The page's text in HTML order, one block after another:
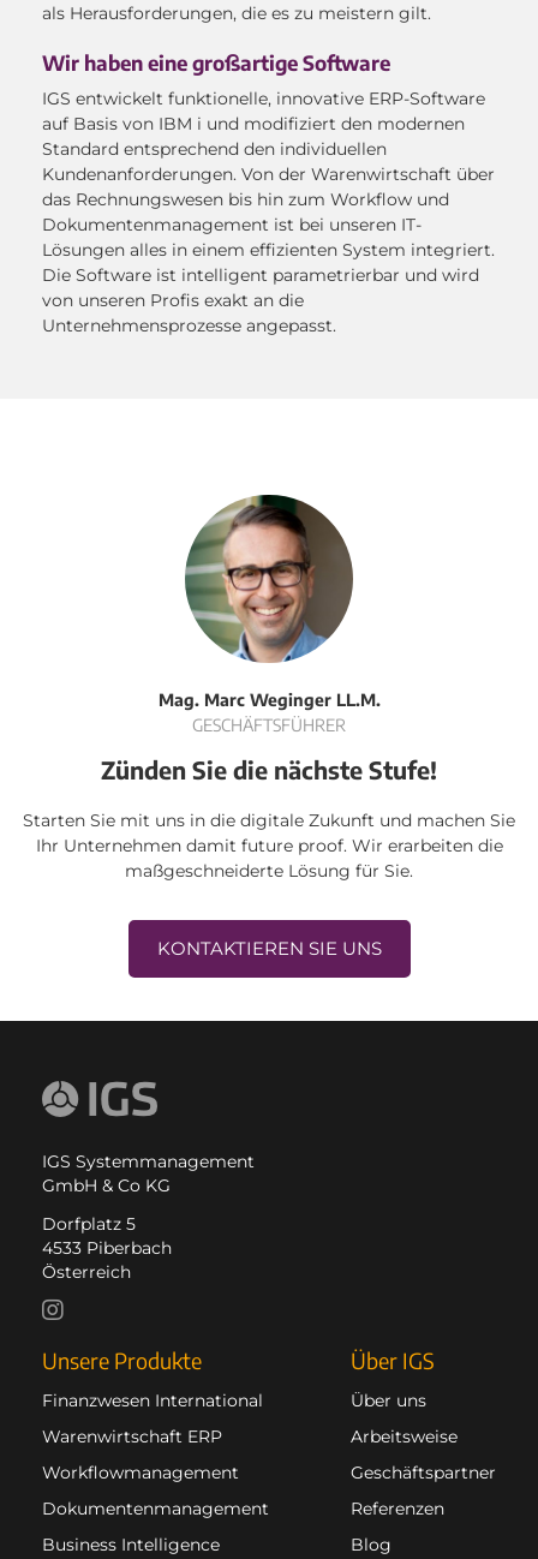
als Herausforderungen, die es zu meistern gilt.
Wir haben eine großartige Software
IGS entwickelt funktionelle, innovative ERP-Software
auf Basis von IBM i und modifiziert den modernen
Standard entsprechend den individuellen
Kundenanforderungen. Von der Warenwirtschaft über
das Rechnungswesen bis hin zum Workflow und
Dokumentenmanagement ist bei unseren IT-
Lösungen alles in einem effizienten System integriert.
Die Software ist intelligent parametrierbar und wird
von unseren Profis exakt an die
Unternehmensprozesse angepasst.
Mag. Marc Weginger LL.M.
GESCHÄFTSFÜHRER
Zünden Sie die nächste Stufe!
Starten Sie mit uns in die digitale Zukunft und machen Sie
Ihr Unternehmen damit future proof. Wir erarbeiten die
maßgeschneiderte Lösung für Sie.
KONTAKTIEREN SIE UNS
IGS Systemmanagement
GmbH & Co KG
Dorfplatz 5
4533 Piberbach
Österreich
Unsere Produkte
Finanzwesen International
Warenwirtschaft ERP
Workflowmanagement
Dokumentenmanagement
Business Intelligence
Über IGS
Über uns
Arbeitsweise
Geschäftspartner
Referenzen
Blog